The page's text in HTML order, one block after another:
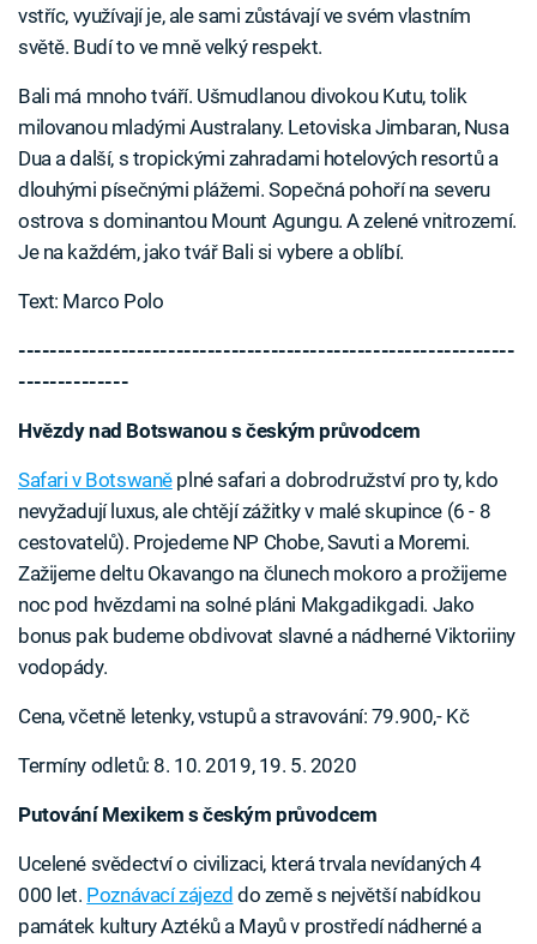
vstříc, využívají je, ale sami zůstávají ve svém vlastním
světě. Budí to ve mně velký respekt.
Bali má mnoho tváří. Ušmudlanou divokou Kutu, tolik
milovanou mladými Australany. Letoviska Jimbaran, Nusa
Dua a další, s tropickými zahradami hotelových resortů a
dlouhými písečnými plážemi. Sopečná pohoří na severu
ostrova s dominantou Mount Agungu. A zelené vnitrozemí.
Je na každém, jako tvář Bali si vybere a oblíbí.
Text: Marco Polo
---------------------------------------------------------------
--------------
Hvězdy nad Botswanou s českým průvodcem
Safari v Botswaněplné safari a dobrodružství pro ty, kdo
nevyžadují luxus, ale chtějí zážitky v malé skupince (6 - 8
cestovatelů). Projedeme NP Chobe, Savuti a Moremi.
Zažijeme deltu Okavango na člunech mokoro a prožijeme
noc pod hvězdami na solné pláni Makgadikgadi. Jako
bonus pak budeme obdivovat slavné a nádherné Viktoriiny
vodopády.
Cena, včetně letenky, vstupů a stravování: 79.900,- Kč
Termíny odletů: 8. 10. 2019, 19. 5. 2020
Putování Mexikem s českým průvodcem
Ucelené svědectví o civilizaci, která trvala nevídaných 4
000 let. Poznávací zájezd do země s největší nabídkou
památek kultury Aztéků a Mayů v prostředí nádherné a